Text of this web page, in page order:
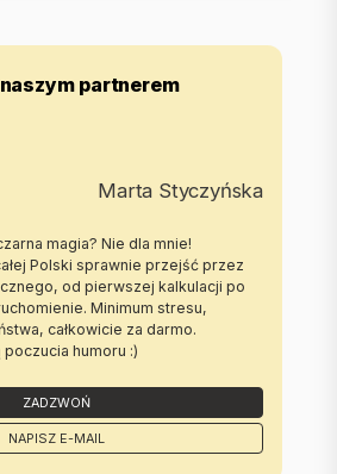
partnerem
Marta Styczyńska
magia? Nie dla mnie!
Polski sprawnie przejść przez
od pierwszej kalkulacji po
Minimum stresu,
całkowicie za darmo.
humoru :)
ZADZWOŃ
NAPISZ E-MAIL